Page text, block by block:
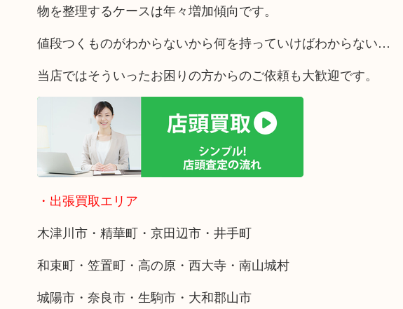
物を整理するケースは年々増加傾向です。
値段つくものがわからないから何を持っていけばわからない…
当店ではそういったお困りの方からのご依頼も大歓迎です。
・出張買取エリア
木津川市・精華町・京田辺市・井手町
和束町・笠置町・高の原・西大寺・南山城村
城陽市・奈良市・生駒市・大和郡山市